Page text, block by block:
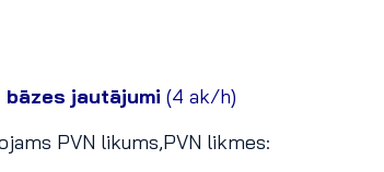
bāzes jautājumi (4 ak/h)
PVN likums,PVN likmes: